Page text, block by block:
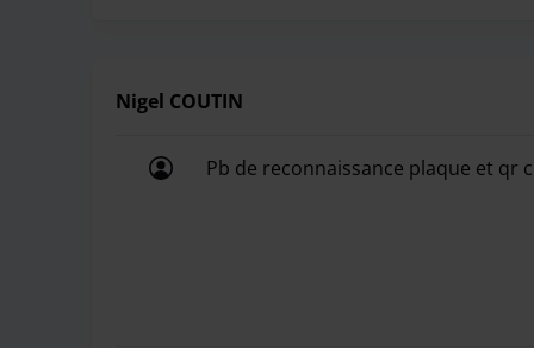
Nigel COUTIN
Pb de reconnaissance plaque et